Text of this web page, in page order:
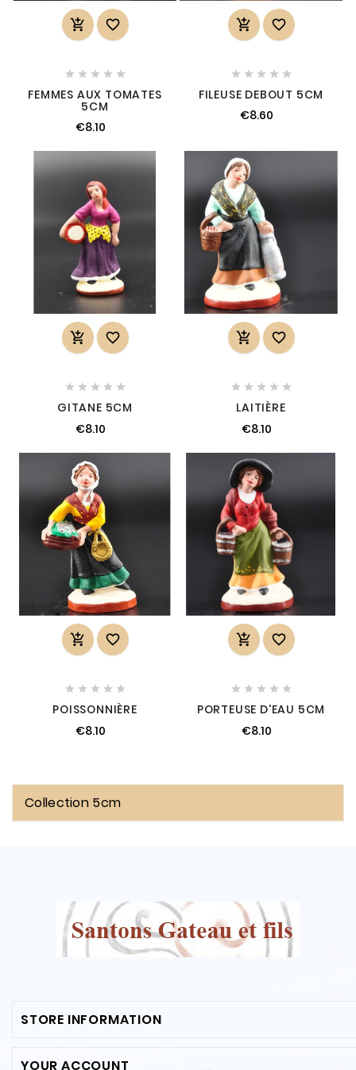
 
    
FEMMES AUX TOMATES
5CM
€8.10
 
    
FILEUSE DEBOUT 5CM
€8.60
 
    
GITANE 5CM
€8.10
 
    
LAITIÈRE
€8.10
 
    
POISSONNIÈRE
€8.10
 
    
PORTEUSE D'EAU 5CM
€8.10
Collection 5cm
STORE INFORMATION
YOUR ACCOUNT